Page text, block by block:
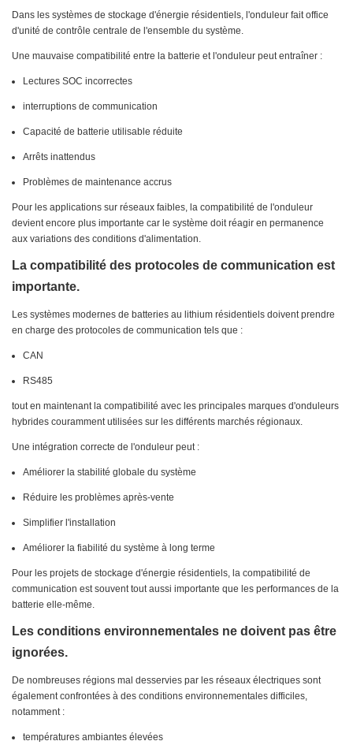
Dans les systèmes de stockage d'énergie résidentiels, l'onduleur fait office
d'unité de contrôle centrale de l'ensemble du système.
Une mauvaise compatibilité entre la batterie et l'onduleur peut entraîner :
Lectures SOC incorrectes
interruptions de communication
Capacité de batterie utilisable réduite
Arrêts inattendus
Problèmes de maintenance accrus
Pour les applications sur réseaux faibles, la compatibilité de l'onduleur
devient encore plus importante car le système doit réagir en permanence
aux variations des conditions d'alimentation.
La compatibilité des protocoles de communication est
importante.
Les systèmes modernes de batteries au lithium résidentiels doivent prendre
en charge des protocoles de communication tels que :
CAN
RS485
tout en maintenant la compatibilité avec les principales marques d'onduleurs
hybrides couramment utilisées sur les différents marchés régionaux.
Une intégration correcte de l'onduleur peut :
Améliorer la stabilité globale du système
Réduire les problèmes après-vente
Simplifier l'installation
Améliorer la fiabilité du système à long terme
Pour les projets de stockage d'énergie résidentiels, la compatibilité de
communication est souvent tout aussi importante que les performances de la
batterie elle-même.
Les conditions environnementales ne doivent pas être
ignorées.
De nombreuses régions mal desservies par les réseaux électriques sont
également confrontées à des conditions environnementales difficiles,
notamment :
températures ambiantes élevées